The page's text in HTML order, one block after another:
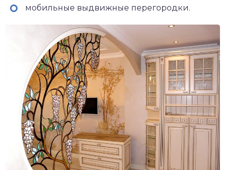
мобильные выдвижные перегородки.